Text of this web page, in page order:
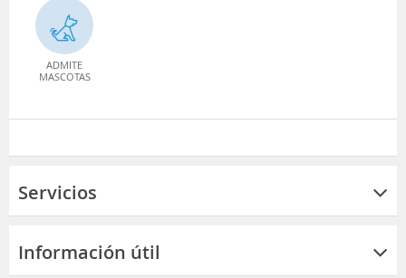
ADMITE
MASCOTAS
Servicios
Información útil